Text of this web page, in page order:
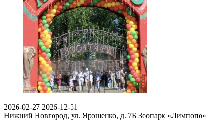
2026-02-27 2026-12-31
Нижний Новгород, ул. Ярошенко, д. 7Б Зоопарк «Лимпопо»